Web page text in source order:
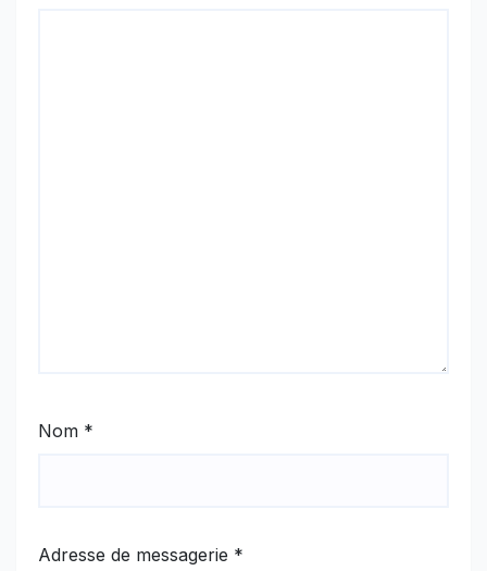
Nom *
Adresse de messagerie *